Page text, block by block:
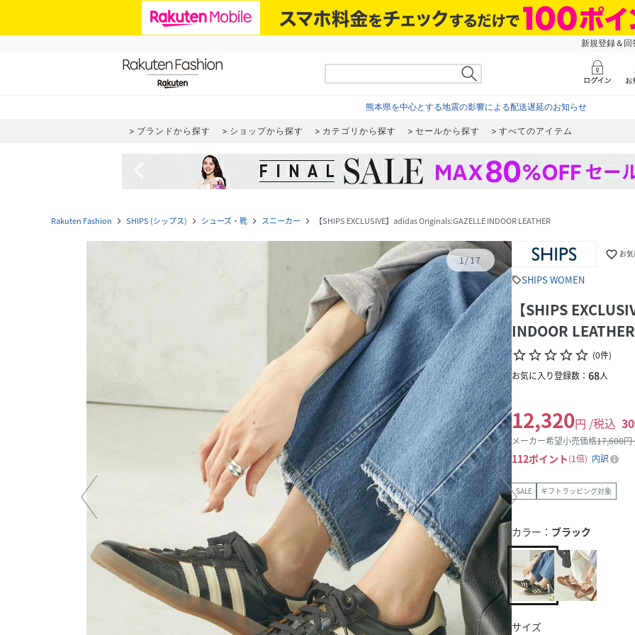
新規登録＆
熊本県を中心とする地震の影響による配送遅延のお知らせ
ブランドから探す ショップから探す カテゴリから探す セールから探す すべてのアイテム
Rakuten Fashion navigate_next SHIPS (シップス) navigate_next シューズ・靴 navigate_next スニーカー navigate_next 【SHIPS EXCLUSIVE】adidas Originals:GAZELLE INDOOR LEATHER
1/17 favorite_border お
sellSHIPS WOMEN
【SHIPS
INDOOR LEATHER
star_borderstar_borderstar_borderstar_borderstar_border (0件)
お気に入り登録数： 68人
12,320円 /税込 30
メーカー希望小売価格17,600円
112ポイント 1倍 内訳
SALE ギフトラッピング対象
カラー： ブラック
サイズ